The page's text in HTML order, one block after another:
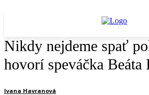
Nikdy nejdeme spať
hovorí speváčka Beáta
Ivana Havranová